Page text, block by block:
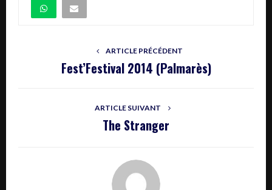
ARTICLE PRÉCÉDENT
Fest’Festival 2014 (Palmarès)
ARTICLE SUIVANT
The Stranger